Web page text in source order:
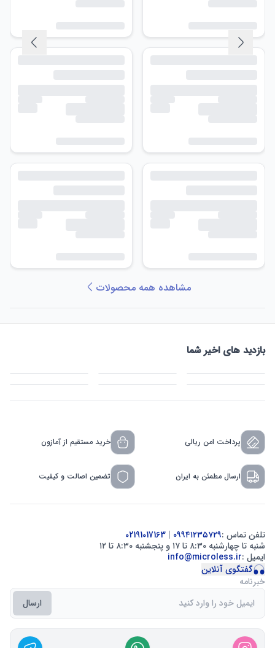
مشاهده همه محصولات
بازدید های اخیر شما
پرداخت امن ریالی خرید مستقیم از آمازون
ارسال مطمئن به ایران تضمین اصالت و کیفیت
تلفن تماس :۰۹۹۴۱۲۳۵۷۲۹ |
شنبه تا چهارشنبه ۸:۳۰ تا ۱۷ و پنجشنبه ۸:۳۰ تا ۱۲
ایمیل :info@microless.ir
گفتگوی آنلاین
خبرنامه
ارسال